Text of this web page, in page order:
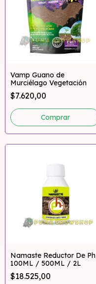
Vamp Guano de
Murciélago Vegetación
$7.620,00
Namaste Reductor De Ph
100ML / 500ML / 2L
$18.525,00